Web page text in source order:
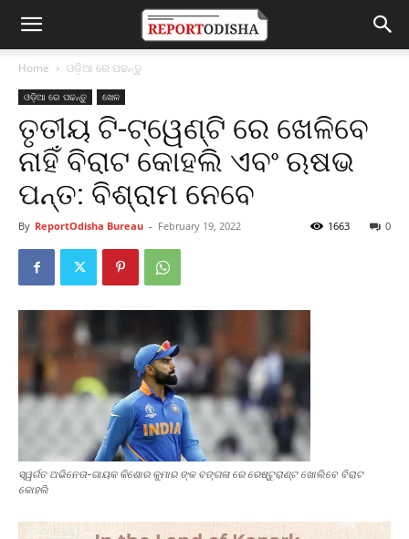
Home ଓଡ଼ିଆ ରେ ପଢନ୍ତୁ
ଓଡ଼ିଆ ରେ ପଢନ୍ତୁ ଖେଳ
ତୃତୀୟ ଟି-ଟ୍ୱେଣ୍ଟି ରେ ଖେଳିବେ
ନାହିଁ ବିରାଟ କୋହଲି ଏବଂ ଋଷଭ
ପନ୍ତ: ବିଶ୍ରାମ ନେବେ
By ReportOdisha Bureau - February 19, 2022 0
1663
ସ୍ୱର୍ଗତ ଅଭିନେତା-ଗାୟକ କିଶୋର କୁମାର ଙ୍କ ବଙ୍ଗଳା ରେ ରେଷ୍ଟୁରାଣ୍ଟ ଖୋଲିବେ ବିରାଟ
କୋହଲି